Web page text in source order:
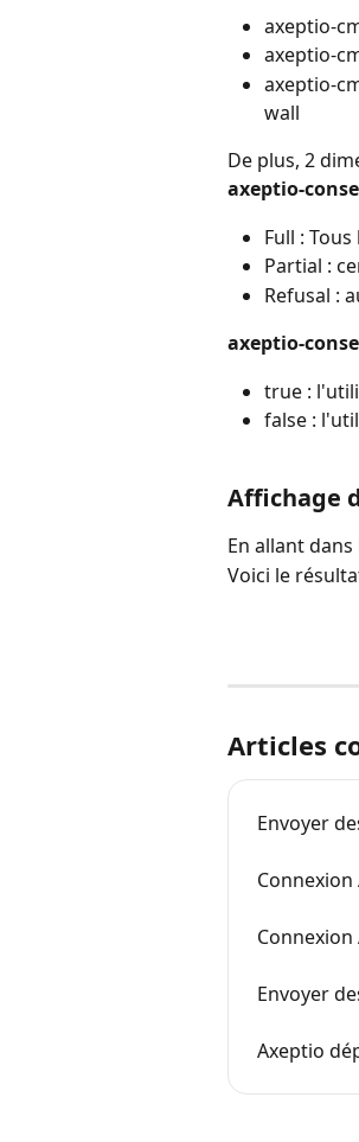
axeptio-
axeptio-
axeptio-
wall
De plus, 2
axeptio-
Full :
Partial :
Refusal :
axeptio-
true :
false :
Affichage
En allant
Voici le
Articles
Envoyer
Connexion
Connexion
Envoyer
Axeptio